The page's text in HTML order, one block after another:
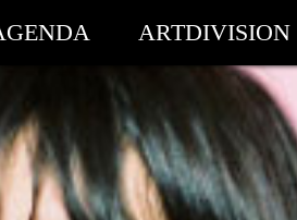
ARTDIVISION